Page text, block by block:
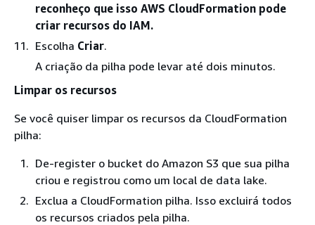
reconheço que isso AWS CloudFormation pode
criar recursos do IAM.
Escolha Criar.
A criação da pilha pode levar até dois minutos.
Limpar os recursos
Se você quiser limpar os recursos da CloudFormation
pilha:
De-register o bucket do Amazon S3 que sua pilha
criou e registrou como um local de data lake.
Exclua a CloudFormation pilha. Isso excluirá todos
os recursos criados pela pilha.